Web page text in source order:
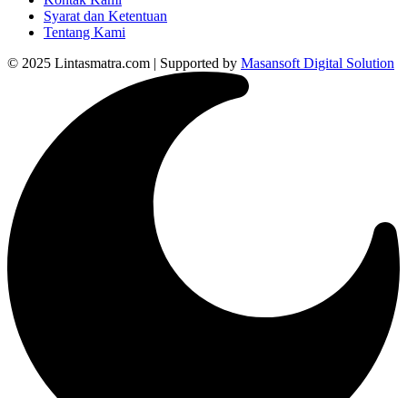
Syarat dan Ketentuan
Tentang Kami
© 2025 Lintasmatra.com | Supported by Masansoft Digital Solution